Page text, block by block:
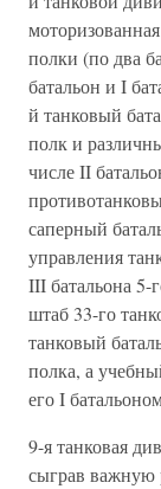
полки (по два
батальон и I
й танковый
полк и
числе II
саперный
управления
III батальона 5-
штаб 33-го
танковый
полка, а
его I
9-я танковая
сыграв важную